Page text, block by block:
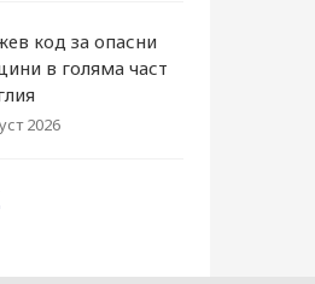
код за опасни
в голяма част
2026